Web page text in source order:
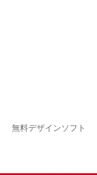
無料デザインソフト